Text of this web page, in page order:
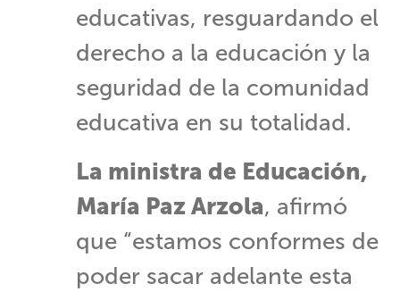
educativas, resguardando el
derecho a la educación y la
seguridad de la comunidad
educativa en su totalidad.
La ministra de Educación,
María Paz Arzola, afirmó
que “estamos conformes de
poder sacar adelante esta